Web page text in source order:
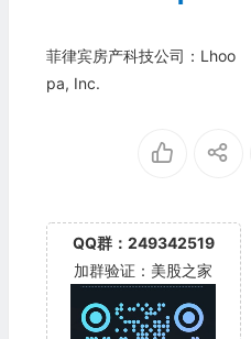
菲律宾房产科技公司：Lhoo
pa, Inc.
QQ群：249342519
加群验证：美股之家